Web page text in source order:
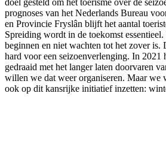
doel gesteld om het toerisme over de
prognoses van het Nederlands Bureau
en Provincie Fryslân blijft het aantal
Spreiding wordt in de toekomst
beginnen en niet wachten tot het zover is.
hard voor een seizoenverlenging. In 2021
gedraaid met het langer laten doorvaren
willen we dat weer organiseren. Maar we
ook op dit kansrijke initiatief inzetten: